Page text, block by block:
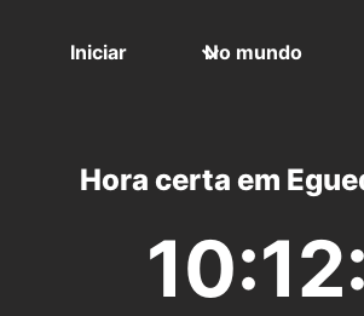
Iniciar No mundo
Hora certa em